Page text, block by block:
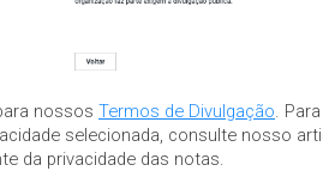
nossos Termos de Divulgação.
selecionada, consulte nosso
da privacidade das notas.